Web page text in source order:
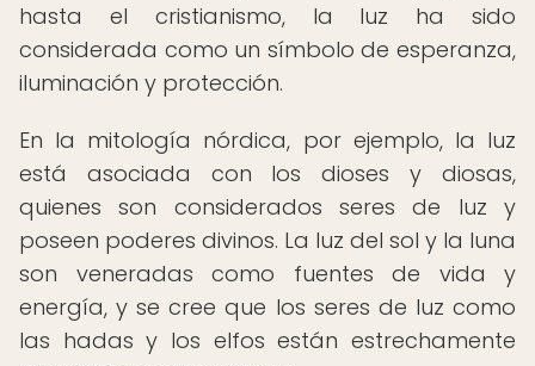
hasta el cristianismo, la luz ha sido
considerada como un símbolo de esperanza,
iluminación y protección.
En la mitología nórdica, por ejemplo, la luz
está asociada con los dioses y diosas,
quienes son considerados seres de luz y
poseen poderes divinos. La luz del sol y la luna
son veneradas como fuentes de vida y
energía, y se cree que los seres de luz como
las hadas y los elfos están estrechamente